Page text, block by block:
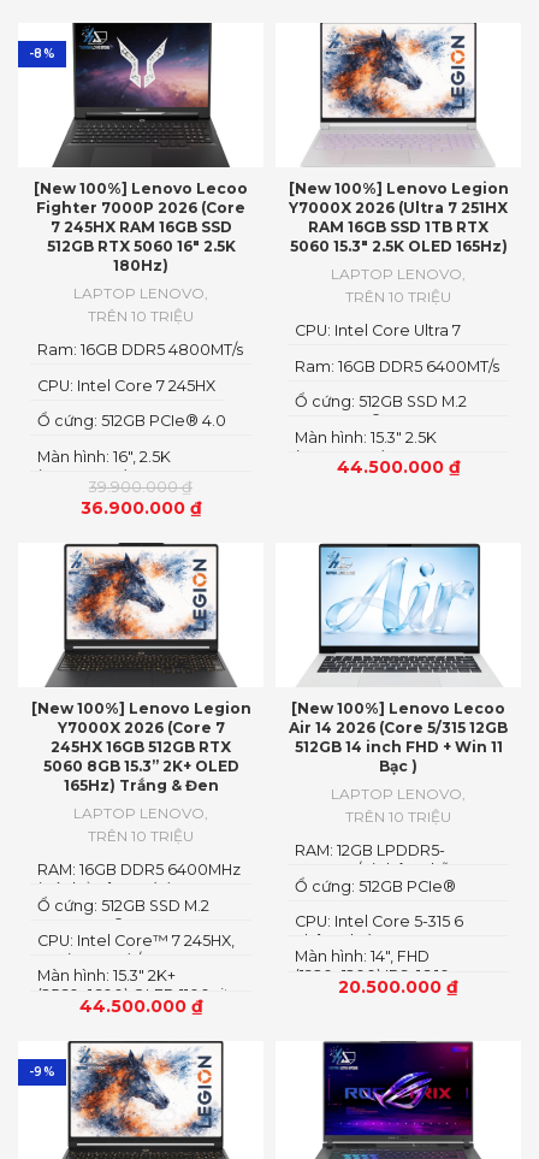
-8%
[New 100%] Lenovo Lecoo
Fighter 7000P 2026 (Core
7 245HX RAM 16GB SSD
512GB RTX 5060 16″ 2.5K
180Hz)
LAPTOP LENOVO
TRÊN 10 TRIỆU
39.900.000₫
36.900.000 ₫
Màn hình: 16″, 2.5K
(2560x1600) IPS, LED
Ổ cứng: 512GB PCIe® 4.0
CPU: Intel Core 7 245HX
Ram: 16GB DDR5 4800MT/s
[New 100%] Lenovo Legion
Y7000X 2026 (Ultra 7 251HX
RAM 16GB SSD 1TB RTX
5060 15.3″ 2.5K OLED 165Hz)
LAPTOP LENOVO
TRÊN 10 TRIỆU
44.500.000 ₫
Màn hình: 15.3" 2.5K
(2560x1600) OLED
Ổ cứng: 512GB SSD M.2
2242 PCIe® 4.0×4 NVMe
Ram: 16GB DDR5 6400MT/s
CPU: Intel Core Ultra 7
[New 100%] Lenovo Legion
Y7000X 2026 (Core 7
245HX 16GB 512GB RTX
5060 8GB 15.3” 2K+ OLED
165Hz) Trắng & Đen
LAPTOP LENOVO
TRÊN 10 TRIỆU
44.500.000 ₫
Màn hình: 15.3″ 2K+
(2560×1600) OLED 1100nits
(peak) / 500nits (typical)
G-SYNC®, DisplayHDR™
True Black 1000
CPU: Intel Core™ 7 245HX,
14C (6P + 8E) / 14T
Ổ cứng: 512GB SSD M.2
2242 PCIe® 4.0×4 NVMe
RAM: 16GB DDR5 6400MHz
(có thể nâng cấp)
[New 100%] Lenovo Lecoo
Air 14 2026 (Core 5/315 12GB
512GB 14 inch FHD + Win 11
Bạc )
LAPTOP LENOVO
TRÊN 10 TRIỆU
20.500.000 ₫
Màn hình: 14″, FHD
(1920x1200) IPS, 16:10
CPU: Intel Core 5-315 6
nhân 6 luồng
Ổ cứng: 512GB PCIe®
RAM: 12GB LPDDR5-
5600MT/s (Không hỗ trợ
nâng cấp)
-9%